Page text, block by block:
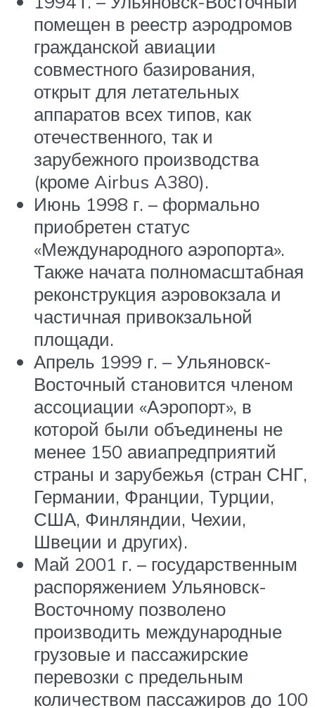
помещен в реестр аэродромов
гражданской авиации
совместного базирования,
открыт для летательных
аппаратов всех типов, как
отечественного, так и
зарубежного производства
(кроме Airbus A380).
Июнь 1998 г. – формально
приобретен статус
«Международного аэропорта».
Также начата полномасштабная
реконструкция аэровокзала и
частичная привокзальной
площади.
Апрель 1999 г. – Ульяновск-
Восточный становится членом
ассоциации «Аэропорт», в
которой были объединены не
менее 150 авиапредприятий
страны и зарубежья (стран СНГ,
Германии, Франции, Турции,
США, Финляндии, Чехии,
Швеции и других).
Май 2001 г. – государственным
распоряжением Ульяновск-
Восточному позволено
производить международные
грузовые и пассажирские
перевозки с предельным
количеством пассажиров до 100